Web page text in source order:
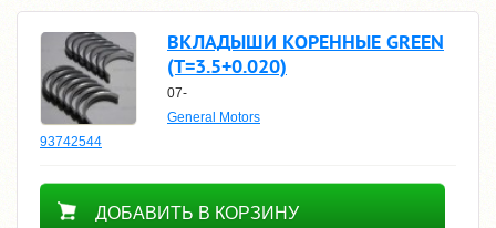
ВКЛАДЫШИ КОРЕННЫЕ GREEN
(T=3.5+0.020)
07-
General Motors
93742544
7100
ДОБАВИТЬ В КОРЗИНУ